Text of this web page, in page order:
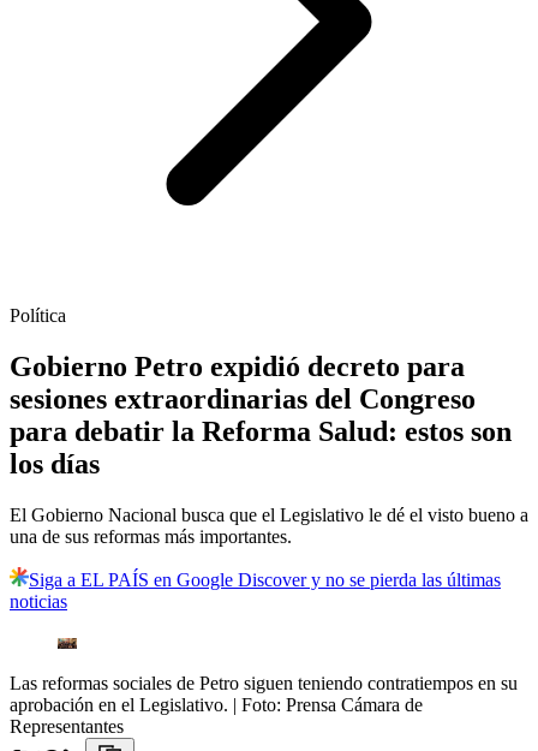
Política
Gobierno Petro expidió decreto para
sesiones extraordinarias del Congreso
para debatir la Reforma Salud: estos son
los días
El Gobierno Nacional busca que el Legislativo le dé el visto bueno a
una de sus reformas más importantes.
Siga a EL PAÍS en Google Discover y no se pierda las últimas
noticias
Las reformas sociales de Petro siguen teniendo contratiempos en su
aprobación en el Legislativo. | Foto: Prensa Cámara de
Representantes